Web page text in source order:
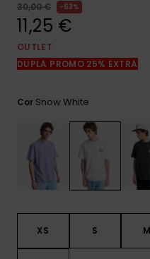
30,00 €
63%
11,25 €
OUTLET
DUPLA PROMO 25% EXTRA
Cor Snow White
XS S M